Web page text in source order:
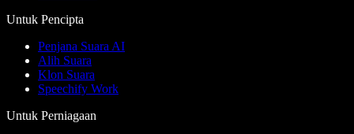
Untuk Pencipta
Penjana Suara AI
Alih Suara
Klon Suara
Speechify Work
Untuk Perniagaan